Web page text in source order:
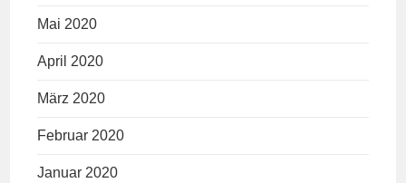
Mai 2020
April 2020
März 2020
Februar 2020
Januar 2020